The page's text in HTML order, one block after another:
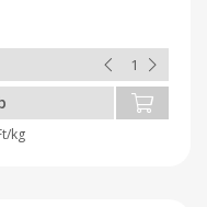
kg